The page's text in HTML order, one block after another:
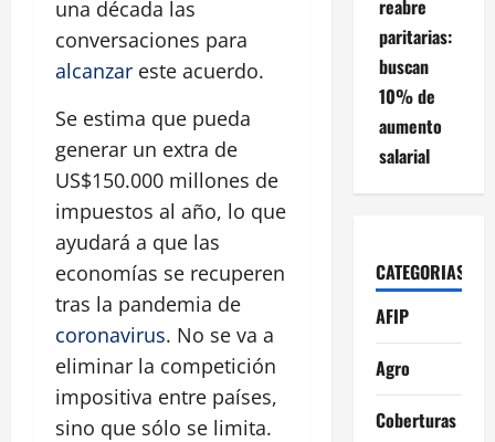
una década las
conversaciones para
alcanzar este acuerdo.
Se estima que pueda
generar un extra de
US$150.000 millones de
impuestos al año, lo que
ayudará a que las
economías se recuperen
tras la pandemia de
coronavirus. No se va a
eliminar la competición
impositiva entre países,
sino que sólo se limita.
reabre
paritarias:
buscan
10% de
aumento
salarial
CATEGORIAS
AFIP
Agro
Coberturas